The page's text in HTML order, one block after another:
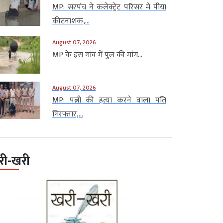
MP: सरपंच ने कलेक्ट्रेट परिसर में पीया
कीटनाशक,...
August 07, 2026
MP के इस गांव में पुल की मांग...
August 07, 2026
MP: पत्नी की हत्या करने वाला पति
गिरफ्तार,...
खरी